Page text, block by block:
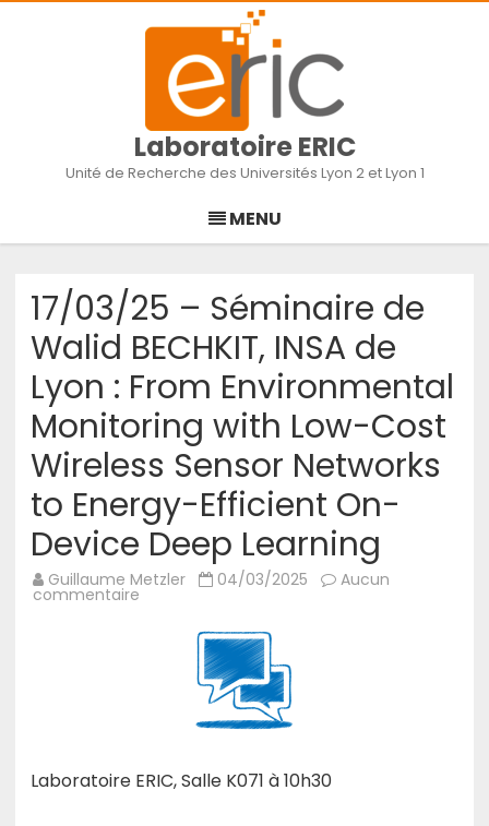
Laboratoire ERIC
Unité de Recherche des Universités Lyon 2 et Lyon 1
to
content
MENU
17/03/25 – Séminaire de
Walid BECHKIT, INSA de
Lyon : From Environmental
Monitoring with Low-Cost
Wireless Sensor Networks
to Energy-Efficient On-
Device Deep Learning
Guillaume Metzler 04/03/2025 Aucun
commentaire
Séminaire
BECHKIT,
Environmental
Monitoring
Laboratoire ERIC, Salle K071 à 10h30